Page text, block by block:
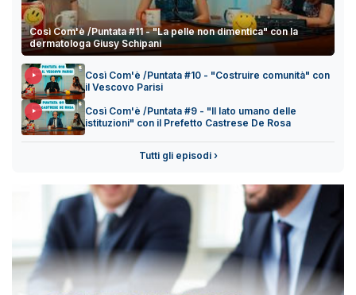
Così Com'è /Puntata #11 - "La pelle non dimentica" con la
dermatologa Giusy Schipani
Così Com'è /Puntata #10 - "Costruire comunità" con
il Vescovo Parisi
Così Com'è /Puntata #9 - "Il lato umano delle
istituzioni" con il Prefetto Castrese De Rosa
Tutti gli episodi ›